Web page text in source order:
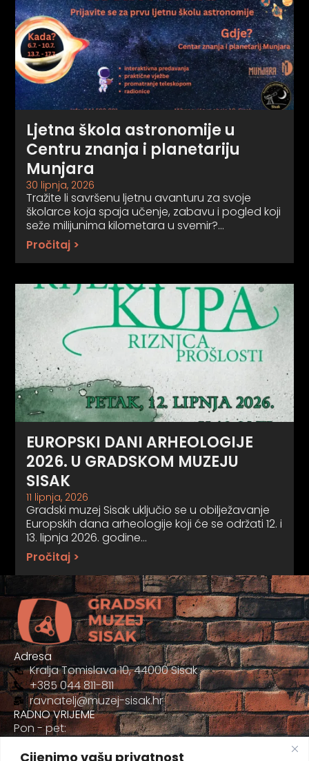
Cijenimo vašu privatnost
Ljetna škola astronomije u
Centru znanja i planetariju
Munjara
30 lipnja, 2026
Tražite li savršenu ljetnu avanturu za svoje
školarce koja spaja učenje, zabavu i pogled koji
seže milijunima kilometara u svemir?…
Pročitaj >
EUROPSKI DANI ARHEOLOGIJE
2026. U GRADSKOM MUZEJU
SISAK
11 lipnja, 2026
Gradski muzej Sisak uključio se u obilježavanje
Europskih dana arheologije koji će se održati 12. i
13. lipnja 2026. godine…
Pročitaj >
Adresa
Kralja Tomislava 10, 44000 Sisak
+385 044 811-811
ravnatelj@muzej-sisak.hr
RADNO VRIJEME
Pon - pet: